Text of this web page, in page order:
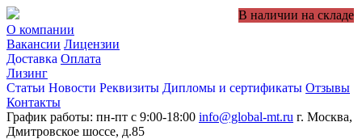
О компании
Вакансии Лицензии
Доставка Оплата
Лизинг
Статьи Новости Реквизиты Дипломы и сертификаты Отзывы
Контакты
График работы: пн-пт с 9:00-18:00 info@global-mt.ru г. Москва,
Дмитровское шоссе, д.85
В наличии на складе